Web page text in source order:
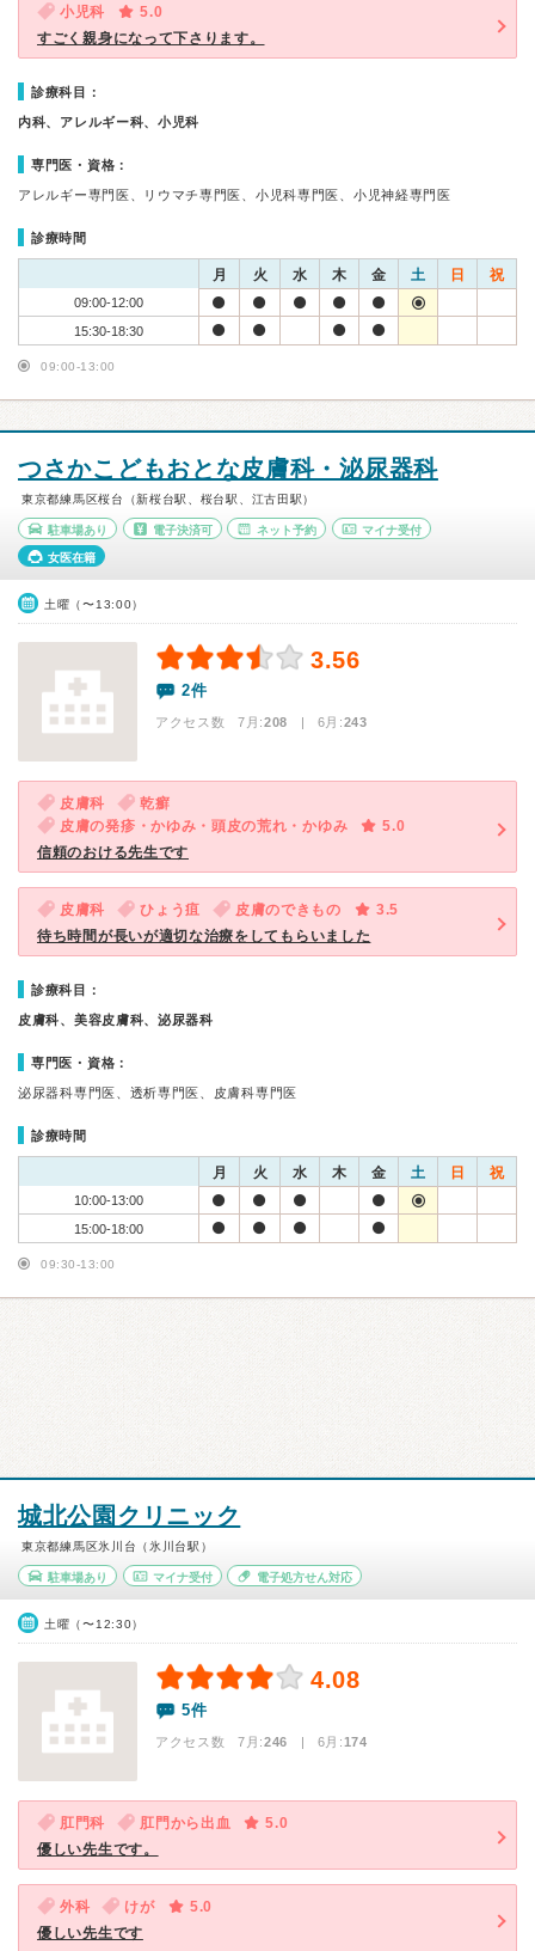
小児科
5.0
すごく親身になって下さります。
診療科目：
内科、アレルギー科、小児科
専門医・資格：
アレルギー専門医、リウマチ専門医、小児科専門医、小児神経専門医
診療時間
月 火 水 木 金 土 日 祝
09:00-12:00
15:30-18:30
09:00-13:00
つさかこどもおとな皮膚科・泌尿器科
東京都練馬区桜台（新桜台駅、桜台駅、江古田駅）
駐車場あり 電子決済可 ネット予約 マイナ受付
女医在籍
土曜（〜13:00）
3.56
2件
アクセス数 7月:208 | 6月:243
皮膚科
乾癬
皮膚の発疹・かゆみ・頭皮の荒れ・かゆみ
5.0
信頼のおける先生です
皮膚科 ひょう疽 皮膚のできもの
3.5
待ち時間が長いが適切な治療をしてもらいました
診療科目：
皮膚科、美容皮膚科、泌尿器科
専門医・資格：
泌尿器科専門医、透析専門医、皮膚科専門医
診療時間
月 火 水 木 金 土 日 祝
10:00-13:00
15:00-18:00
09:30-13:00
城北公園クリニック
東京都練馬区氷川台（氷川台駅）
駐車場あり マイナ受付 電子処方せん対応
土曜（〜12:30）
4.08
5件
アクセス数 7月:246 | 6月:174
肛門科 肛門から出血
5.0
優しい先生です。
外科 けが
5.0
優しい先生です